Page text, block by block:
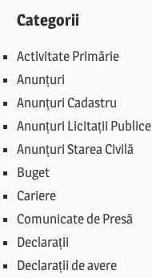
Categorii
Activitate Primărie
Anunțuri
Anunțuri Cadastru
Anunțuri Licitații Publice
Anunțuri Starea Civilă
Buget
Cariere
Comunicate de Presă
Declarații
Declarații de avere